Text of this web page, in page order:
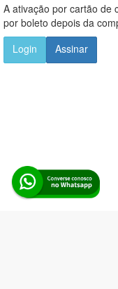
A ativação por cartão de
por boleto depois da
Login
Assinar